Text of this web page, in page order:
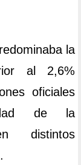
la
al 2,6%
oficiales
de la
distintos